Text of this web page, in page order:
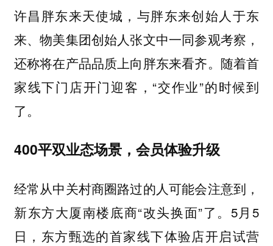
许昌胖东来天使城，与胖东来创始人于东
来、物美集团创始人张文中一同参观考察，
还称将在产品品质上向胖东来看齐。随着首
家线下门店开门迎客，“交作业”的时候到
了。
400平双业态场景，会员体验升级
经常从中关村商圈路过的人可能会注意到，
新东方大厦南楼底商“改头换面”了。5月5
日，东方甄选的首家线下体验店开启试营